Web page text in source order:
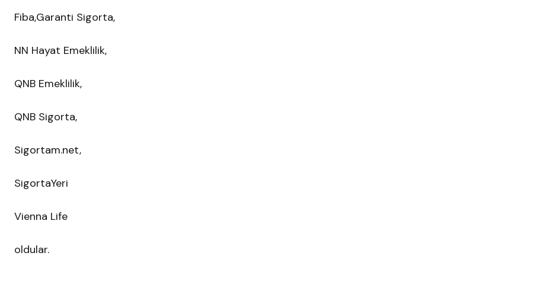
Fiba,Garanti Sigorta,
NN Hayat Emeklilik,
QNB Emeklilik,
QNB Sigorta,
Sigortam.net,
SigortaYeri
Vienna Life
oldular.